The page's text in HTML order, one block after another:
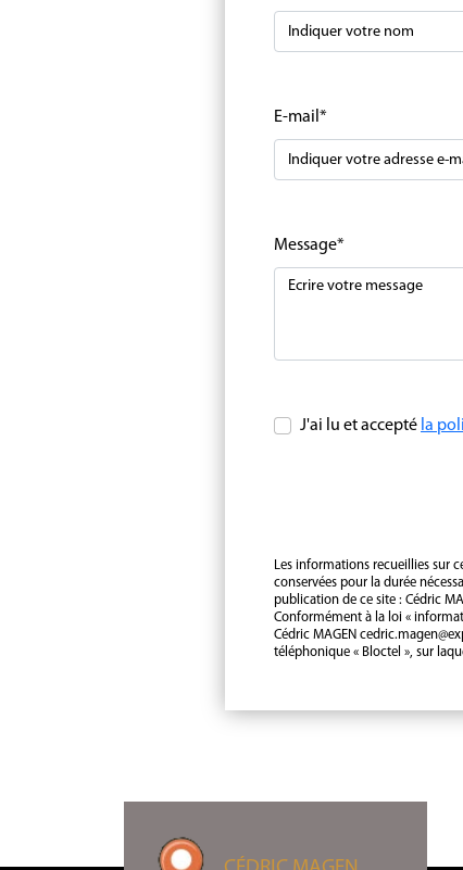
E-mail*
Message*
J'ai lu et accepté la
Les informations recueillies sur
conservées pour la durée
publication de ce site : Cédric
Conformément à la loi «
Cédric MAGEN
téléphonique « Bloctel », sur